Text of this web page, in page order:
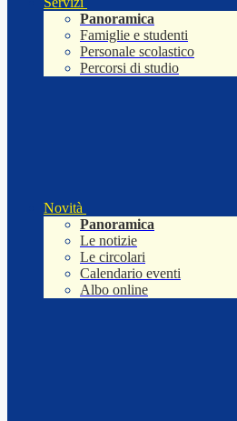
Panoramica
Famiglie e studenti
Personale scolastico
Percorsi di studio
Novità
Panoramica
Le notizie
Le circolari
Calendario eventi
Albo online